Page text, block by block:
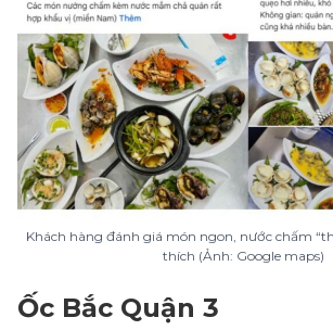
Khách hàng đánh giá món ngon, nước chấm
thích (Ảnh: Google maps)
Ốc Bắc Quận 3